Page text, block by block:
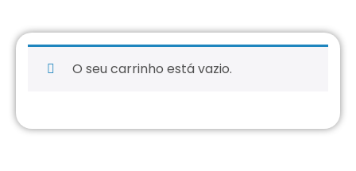
O seu carrinho está vazio.